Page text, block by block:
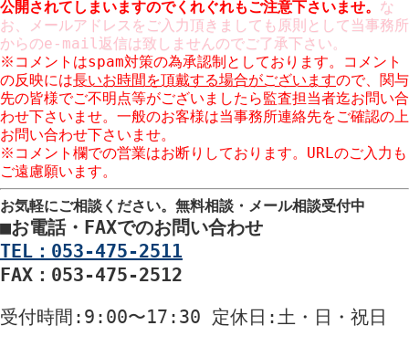
公開 されてしまいますのでくれぐれもご注意下さいませ。 な
お、メールアドレスをご入力頂きましても原則として当事務所
からのe-mail返信は致しませんのでご了承下さい。
※コメントはspam対策の為承認制としております。コメント
の反映には長いお時間を頂戴する場合がございますので、関与
先の皆様でご不明点等がございましたら監査担当者迄お問い合
わせ下さいませ。一般のお客様は当事務所連絡先をご確認の上
お問い合わせ下さいませ。
※コメント欄での営業はお断りしております。URLのご入力も
ご遠慮願います。
お気軽にご相談ください。 無料相談・メール相談受付中
■お電話・FAXでのお問い合わせ
TEL：053-475-2511
FAX：053-475-2512
受付時間 :9:00〜17:30 定休日 :土・日・祝日